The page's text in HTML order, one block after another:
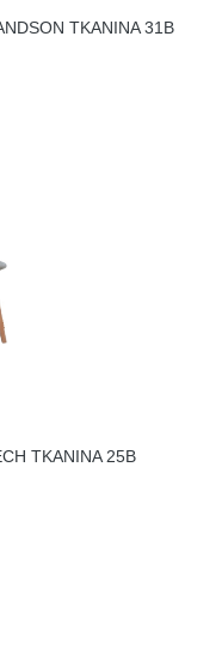
TKANINA 31B
TKANINA 25B